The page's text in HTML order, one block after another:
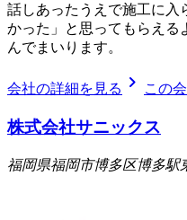
話しあったうえで施工に入
かった」と思ってもらえる
んでまいります。
会社の詳細を見る chevron_right この
株式会社サニックス
福岡県福岡市博多区博多駅